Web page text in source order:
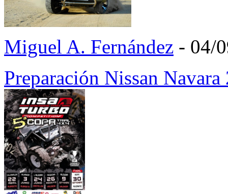
Miguel A. Fernández - 04/
Preparación Nissan